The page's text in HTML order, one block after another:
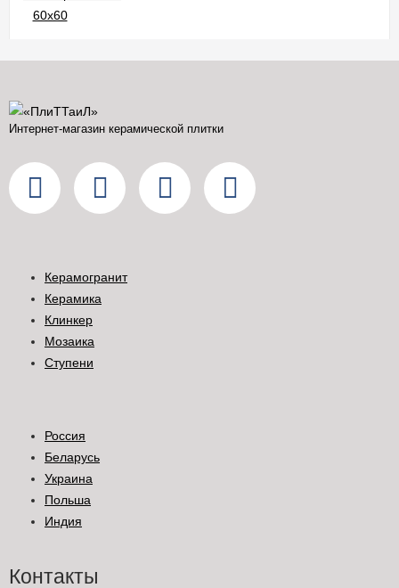
Интернет-магазин керамической плитки
Керамогранит
Керамика
Клинкер
Мозаика
Ступени
Россия
Беларусь
Украина
Польша
Индия
Контакты